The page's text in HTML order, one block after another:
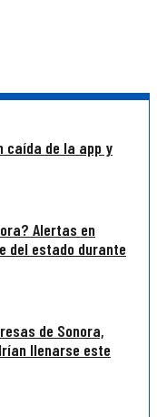
caída de la app y
Alertas en
del estado durante
de Sonora,
llenarse este